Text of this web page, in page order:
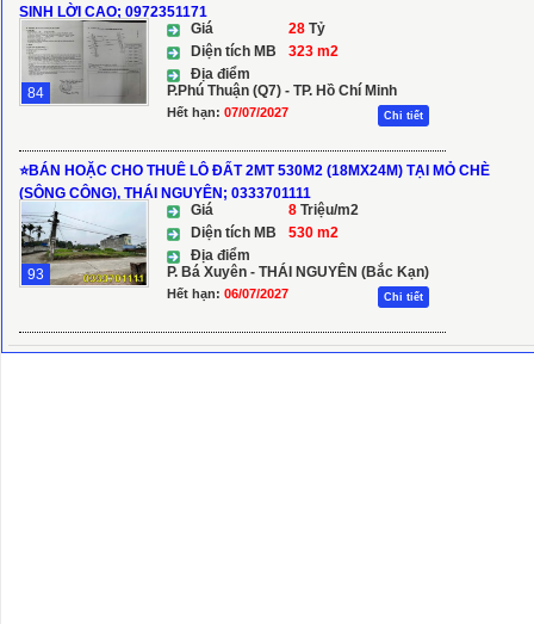
SINH LỜI CAO; 0972351171
84
Giá 28 Tỷ
Diện tích MB
323 m2
Địa điểm
P.Phú Thuận (Q7) - TP. Hồ Chí Minh
Hết hạn: 07/07/2027 Chi tiết
⭐️BÁN HOẶC CHO THUÊ LÔ ĐẤT 2MT 530M2 (18MX24M) TẠI MỎ CHÈ
(SÔNG CÔNG), THÁI NGUYÊN; 0333701111
93
Giá 8 Triệu/m2
Diện tích MB
530 m2
Địa điểm
P. Bá Xuyên - THÁI NGUYÊN (Bắc Kạn)
Hết hạn: 06/07/2027 Chi tiết